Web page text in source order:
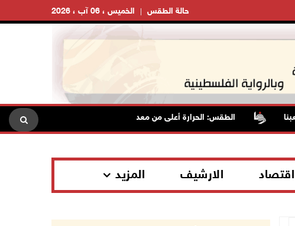
الخميس ، 06 آب ، 2026 حالة الطقس
الطقس: الحرارة أعلى من معدلها السنوي العام الاحتلال
اقتصاد الارشيف المزيد